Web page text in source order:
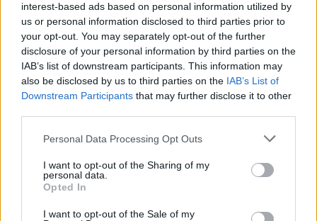
interest-based ads based on personal information utilized by
us or personal information disclosed to third parties prior to
your opt-out. You may separately opt-out of the further
disclosure of your personal information by third parties on the
IAB’s list of downstream participants. This information may
also be disclosed by us to third parties on the IAB’s List of
Downstream Participants that may further disclose it to other
Please note that this website/app uses one or more Google
not limited to your visit or usage behaviour. You may click to
grant or deny consent to Google and its third-party tags to
use your data for below specified purposes in below Google
consent section.
Personal Data Processing Opt Outs
I want to opt-out of the Sharing of my
personal data.
Opted In
I want to opt-out of the Sale of my
Látod megint a BMW fene nagy fontosságáról
írsz.Ezt senki nem vitatja.Én azt írtam,hogy van
számtalan érdekes és jó autómárka akikkel lehetne
foglalkozni.
Egyébként a BMW egyáltalán nem akkora ász mint
magyaroszágon pár lúzer azt felfújja.Múltja van
as években úttörő volt.Hallottál az Audi200
pedig elég szervízigényes megbízhatatlan
autók.Csak ezért gondolom,hogy nem érdemlik meg
A Mercikről is szívesen olvasnánk néha,A Japánok is